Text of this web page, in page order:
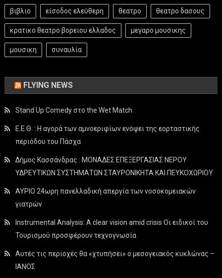
βιβλιο είσοδος ελεύθερη θεατρο θεατρο δασους
κρατικο θεατρο βορειου ελλαδος μεγαρο μουσικης
μουσικη συναυλία
FLYING NEWS
Stand Up Comedy στο the Wet Match
Ε.Ε.Θ. : Η αγορά των αμνοεριφίων ενόψει της εορταστικής
περιόδου του Πάσχα
Δήμος Κασσάνδρας : ΜΟΝΑΔΕΣ ΕΠΕΞΕΡΓΑΣΙΑΣ ΝΕΡΟΥ
ΥΔΡΕΥΤΙΚΩΝ ΣΥΣΤΗΜΑΤΩΝ ΣΤΑΥΡΟΝΙΚΗΤΑ ΚΑΙ ΠΕΥΚΟΧΩΡΙΟΥ
ΑΥΡΙΟ 24ωρη πανελλαδική απεργία των νοσοκομειακών
γιατρών
Instrumental Analysis: A clear vision amid crisis Οι ειδικοί του
Τουρισμού προσφέρουν τεχνογνωσία
Αυτές τις περιοχές θα «χτυπήσει» ο μεσογειακός κυκλώνας –
ΙΑΝΟΣ